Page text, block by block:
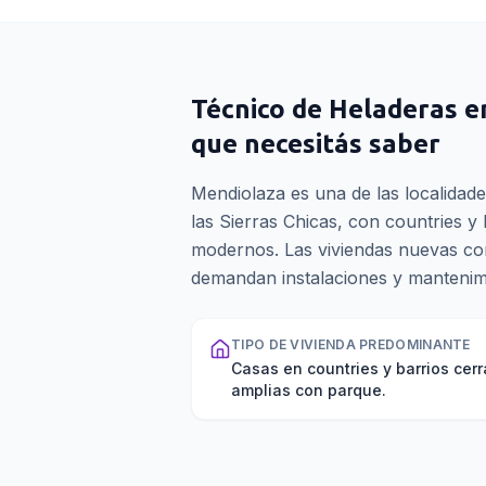
Técnico de Heladeras
que necesitás saber
Mendiolaza es una de las
las Sierras Chicas, con countries y
modernos. Las viviendas nuevas
demandan instalaciones y
TIPO DE VIVIENDA PREDOMINANTE
Casas en countries y barrios
amplias con parque.